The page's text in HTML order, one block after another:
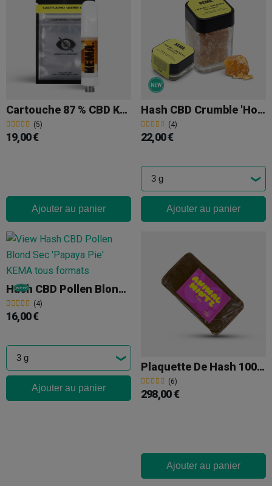
Cartouche 87 % CBD KEMA 'Amnesia Haze'
(5)
19,00 €
Ajouter au panier
Hash CBD Crumble 'Honey Peach' KEMA
(4)
22,00 €
Ajouter au panier
Hash CBD Pollen Blond Sec 'Papaya Pie' KEMA
(4)
16,00 €
Ajouter au panier
Plaquette De Hash 100 G Animal Mintz
(6)
298,00 €
Ajouter au panier